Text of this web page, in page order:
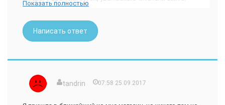
необычным названием "Светофор", который работает,
оказывается, с февраля. Отправились туда с детьми, чтобы
прогуляться, посмотреть, но была и цель покупки -
мы обнаружили, когда попали внутрь, за довольно
большие и презентабельные двери. Для нас такой метод
Показать полностью
Написать ответ
tandrin 07:58 25.09.2017